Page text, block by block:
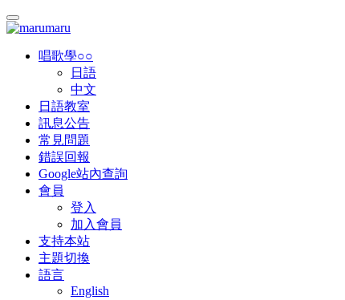
唱歌學○○
日語
中文
日語教室
訊息公告
常見問題
錯誤回報
Google站內查詢
會員
登入
加入會員
支持本站
主題切換
語言
English